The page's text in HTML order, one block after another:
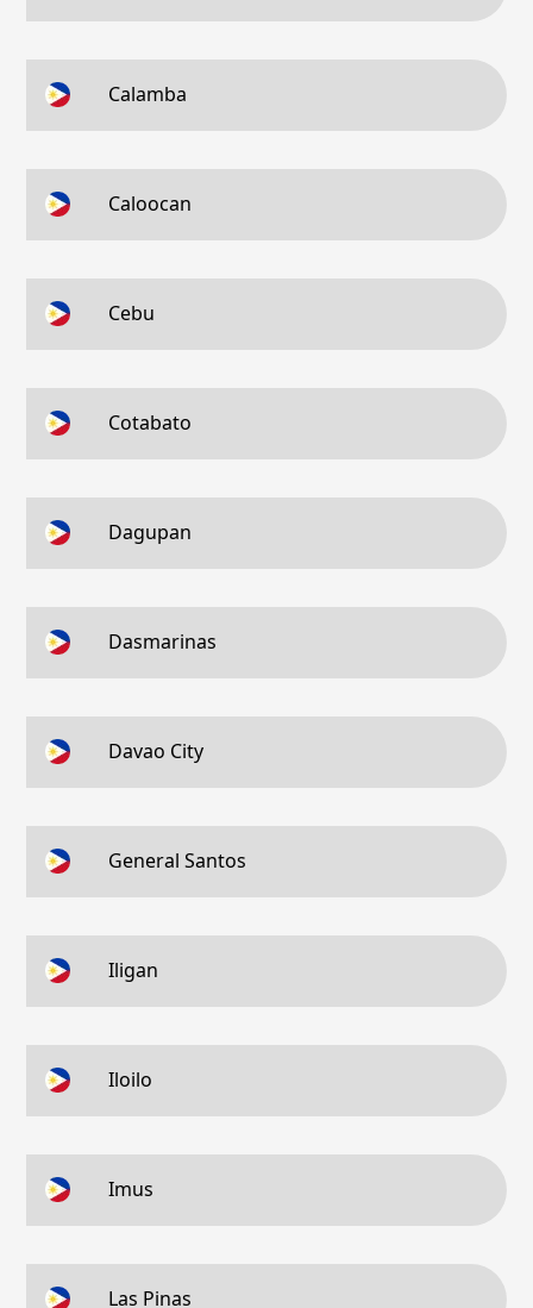
Calamba
Caloocan
Cebu
Cotabato
Dagupan
Dasmarinas
Davao City
General Santos
Iligan
Iloilo
Imus
Las Pinas